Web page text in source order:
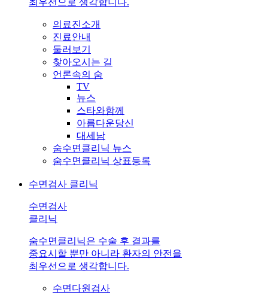
최우선으로 생각합니다.
의료진소개
진료안내
둘러보기
찾아오시는 길
언론속의 숨
TV
뉴스
스타와함께
아름다운당신
대세남
숨수면클리닉 뉴스
숨수면클리닉 상표등록
수면검사 클리닉
수면검사
클리닉
숨수면클리닉은 수술 후 결과를
중요시할 뿐만 아니라 환자의 안전을
최우선으로 생각합니다.
수면다원검사